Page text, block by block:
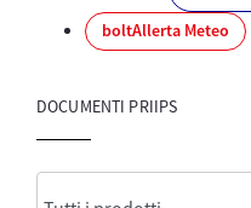
boltAllerta Meteo
DOCUMENTI PRIIPS